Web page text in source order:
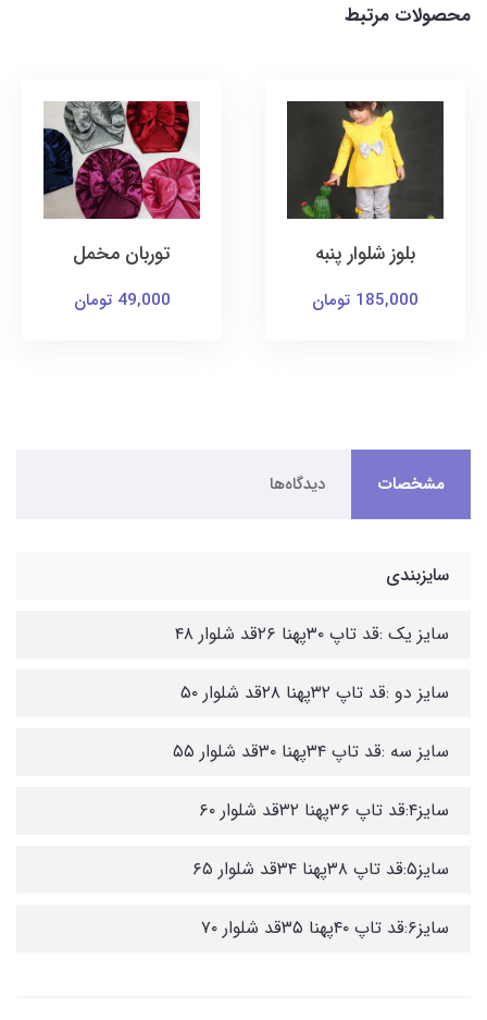
محصولات مرتبط
بلوز شلوار پنبه
185,000 تومان
توربان مخمل
49,000 تومان
مشخصات دیدگاه‌ها
سایزبندی
سایز یک :قد تاپ ۳۰پهنا ۲۶قد شلوار ۴۸
سایز دو :قد تاپ ۳۲پهنا ۲۸قد شلوار ۵۰
سایز سه :قد تاپ ۳۴پهنا ۳۰قد شلوار ۵۵
سایز۴:قد تاپ ۳۶پهنا ۳۲قد شلوار ۶۰
سایز۵:قد تاپ ۳۸پهنا ۳۴قد شلوار ۶۵
سایز۶:قد تاپ ۴۰پهنا ۳۵قد شلوار ۷۰